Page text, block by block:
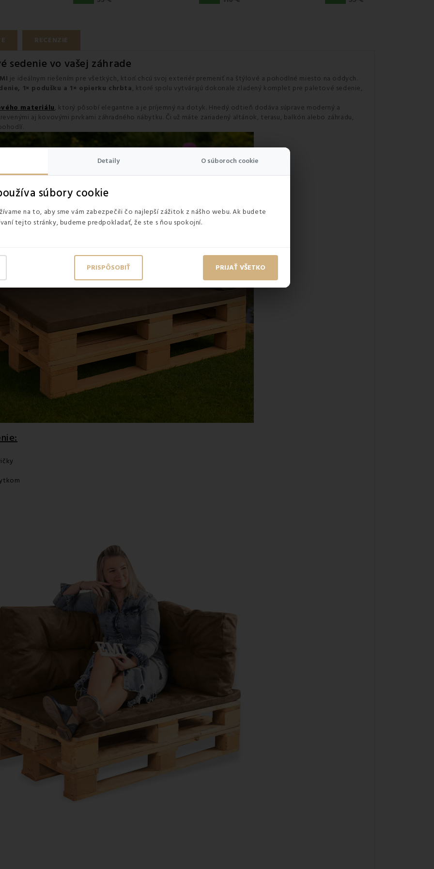
Detaily O súboroch cookie
súbory cookie
na to, aby sme vám zabezpečili čo najlepší zážitok z nášho webu. Ak budete
tejto stránky, budeme predpokladať, že ste s ňou spokojní.
PRISPÔSOBIŤ PRIJAŤ VŠETKO
RECENZIE
sedenie vo vašej záhrade
je ideálnym riešením pre všetkých, ktorí chcú svoj exteriér premeniť na štýlové a pohodlné miesto na oddych.
1× podušku a 1× opierku chrbta, ktoré spolu vytvárajú dokonale zladený komplet pre paletové sedenie,
materiálu, ktorý pôsobí elegantne a je príjemný na dotyk. Hnedý odtieň dodáva súprave moderný a
aj kovovými prvkami záhradného nábytku. Či už máte zariadený altánok, terasu, balkón alebo záhradu,